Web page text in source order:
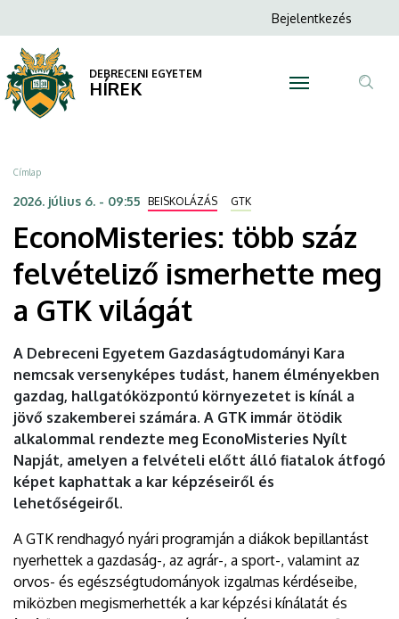
több
száz
felvételiző
ismerhette
meg
GTK
világát
DEBRECENI
EGYETEM
a
tartalomra
Anonim
menüje
Bejelentkezés
DEBRECENI EGYETEM
HÍREK
Morzsa
Címlap
2026. július 6. - 09:55 BEISKOLÁZÁS GTK
EconoMisteries: több száz
felvételiző ismerhette meg
a GTK világát
A Debreceni Egyetem Gazdaságtudományi Kara
nemcsak versenyképes tudást, hanem élményekben
gazdag, hallgatóközpontú környezetet is kínál a
jövő szakemberei számára. A GTK immár ötödik
alkalommal rendezte meg EconoMisteries Nyílt
Napját, amelyen a felvételi előtt álló fiatalok átfogó
képet kaphattak a kar képzéseiről és
lehetőségeiről.
A GTK rendhagyó nyári programján a diákok bepillantást
nyerhettek a gazdaság-, az agrár-, a sport-, valamint az
orvos- és egészségtudományok izgalmas kérdéseibe,
miközben megismerhették a kar képzési kínálatát és